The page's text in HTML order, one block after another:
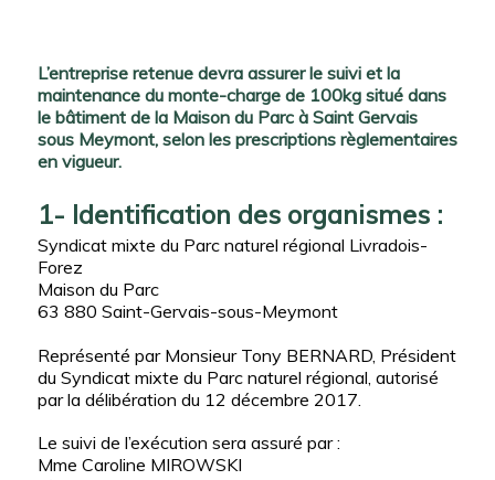
L’entreprise retenue devra assurer le suivi et la
maintenance du monte-charge de 100kg situé dans
le bâtiment de la Maison du Parc à Saint Gervais
sous Meymont, selon les prescriptions règlementaires
en vigueur.
1- Identification des organismes :
Syndicat mixte du Parc naturel régional Livradois-
Forez
Maison du Parc
63 880 Saint-Gervais-sous-Meymont
Représenté par Monsieur Tony BERNARD, Président
du Syndicat mixte du Parc naturel régional, autorisé
par la délibération du 12 décembre 2017.
Le suivi de l’exécution sera assuré par :
Mme Caroline MIROWSKI